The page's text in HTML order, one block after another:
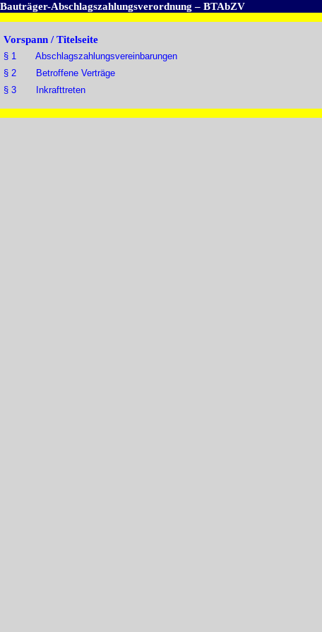
Bauträger-Abschlagszahlungsverordnung – BTAbZV
Vorspann / Titelseite
§ 1 Abschlagszahlungsvereinbarungen
§ 2 Betroffene Verträge
§ 3 Inkrafttreten